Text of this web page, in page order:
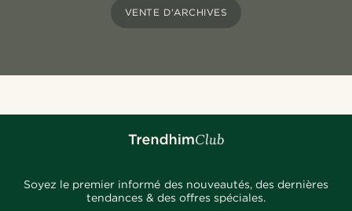
VENTE D'ARCHIVES
Soyez le premier informé des nouveautés, des dernières
tendances & des offres spéciales.